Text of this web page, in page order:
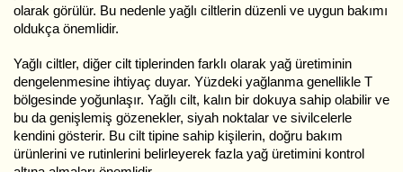
olarak görülür. Bu nedenle yağlı ciltlerin düzenli ve uygun bakımı
oldukça önemlidir.
Yağlı ciltler, diğer cilt tiplerinden farklı olarak yağ üretiminin
dengelenmesine ihtiyaç duyar. Yüzdeki yağlanma genellikle T
bölgesinde yoğunlaşır. Yağlı cilt, kalın bir dokuya sahip olabilir ve
bu da genişlemiş gözenekler, siyah noktalar ve sivilcelerle
kendini gösterir. Bu cilt tipine sahip kişilerin, doğru bakım
ürünlerini ve rutinlerini belirleyerek fazla yağ üretimini kontrol